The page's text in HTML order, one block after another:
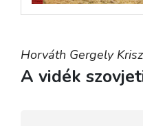
Horváth Gergely
A vidék